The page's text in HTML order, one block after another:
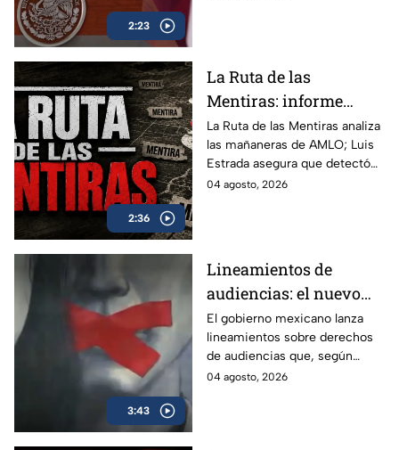
2:23
2:36
La Ruta de las
Mentiras: informe
acusa más de 100 mil
falsedades en las
mañaneras de AMLO
La Ruta de las Mentiras analiza
las mañaneras de AMLO; Luis
Estrada asegura que detectó
más de 100 mil afirmaciones
04 agosto, 2026
3:43
Lineamientos de
audiencias: el nuevo
mecanismo del
gobierno para censurar
medios y blindar la
corrupción en México
El gobierno mexicano lanza
lineamientos sobre derechos
de audiencias que, según
críticos, no protegen al
04 agosto, 2026